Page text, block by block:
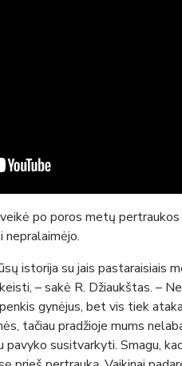
po poros metų
nepralaimėjo.
istorija su jais pastaraisiais
– sakė R. Džiaukštas. –
gynėjus, bet vis tiek
tačiau pradžioje mums
susitvarkyti. Smagu,